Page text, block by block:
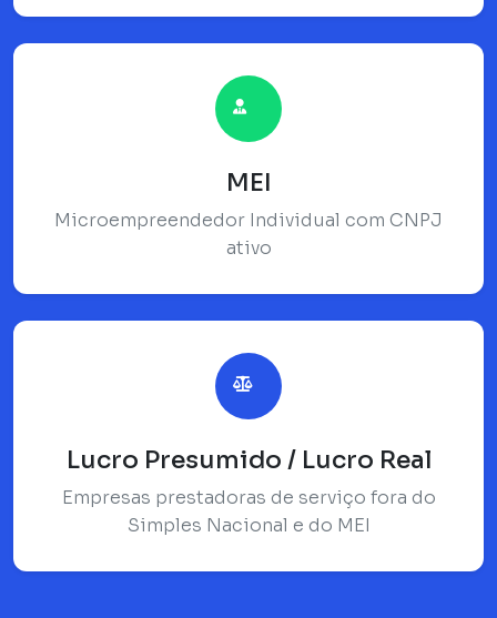
MEI
Microempreendedor Individual com CNPJ
ativo
Lucro Presumido / Lucro Real
Empresas prestadoras de serviço fora do
Simples Nacional e do MEI